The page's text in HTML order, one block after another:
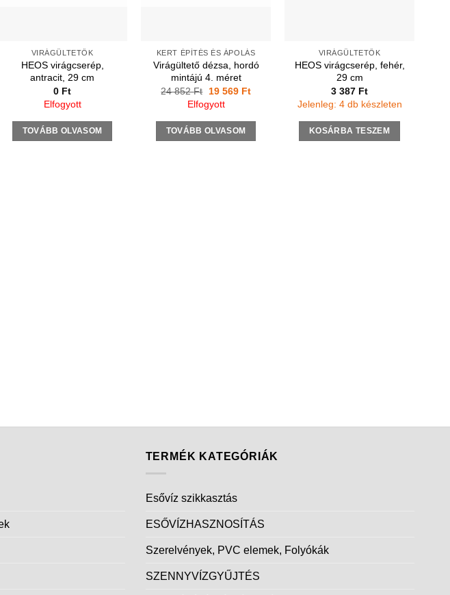
VIRÁGÜLTETŐK
HEOS virágcserép,
antracit, 29 cm
0 Ft
Elfogyott
TOVÁBB OLVASOM
KERT ÉPÍTÉS ÉS ÁPOLÁS
Virágültető dézsa, hordó
mintájú 4. méret
24 852Ft
Original
price
was:
24
852 Ft.
19 569 FtCurrent
19
Elfogyott
TOVÁBB OLVASOM
VIRÁGÜLTETŐK
HEOS virágcserép, fehér,
29 cm
3 387 Ft
Jelenleg: 4 db készleten
KOSÁRBA TESZEM
TERMÉK KATEGÓRIÁK
Esővíz szikkasztás
ESŐVÍZHASZNOSÍTÁS
Szerelvények, PVC elemek, Folyókák
SZENNYVÍZGYŰJTÉS